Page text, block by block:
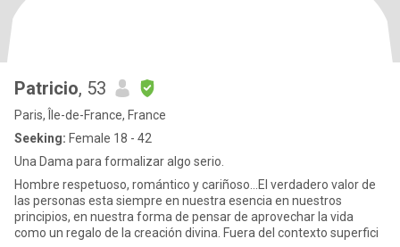
Patricio, 53
Paris, Île-de-France, France
Seeking: Female 18 - 42
Una Dama para formalizar algo serio.
Hombre respetuoso, romántico y cariñoso...El verdadero valor de
las personas esta siempre en nuestra esencia en nuestros
principios, en nuestra forma de pensar de aprovechar la vida
como un regalo de la creación divina. Fuera del contexto superfici